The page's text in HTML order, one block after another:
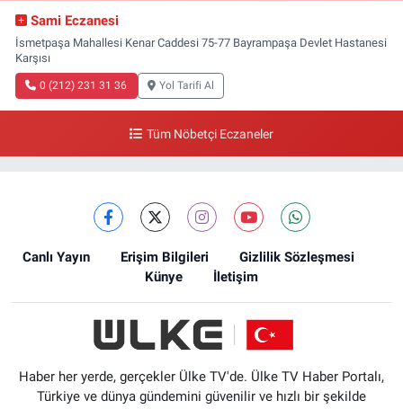
Sami Eczanesi
İsmetpaşa Mahallesi Kenar Caddesi 75-77 Bayrampaşa Devlet Hastanesi
Karşısı
0 (212) 231 31 36 Yol Tarifi Al
Tüm Nöbetçi Eczaneler
Canlı Yayın Erişim Bilgileri
Gizlilik Sözleşmesi
Künye
İletişim
Haber her yerde, gerçekler Ülke TV'de. Ülke TV Haber Portalı,
Türkiye ve dünya gündemini güvenilir ve hızlı bir şekilde